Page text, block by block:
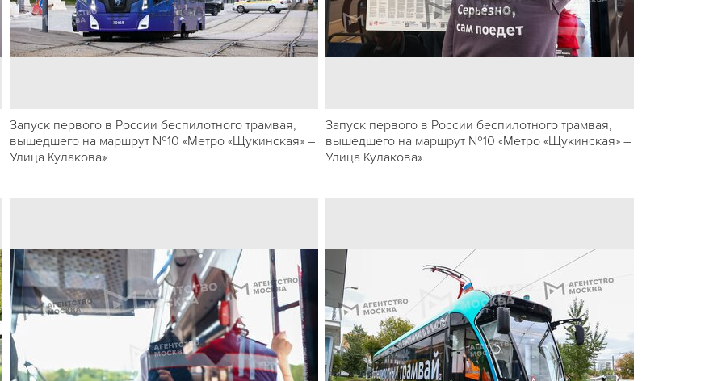
Запуск первого в России беспилотного трамвая,
вышедшего на маршрут №10 «Метро «Щукинская» –
Улица Кулакова».
Запуск первого в России беспилотного трамвая,
вышедшего на маршрут №10 «Метро «Щукинская» –
Улица Кулакова».